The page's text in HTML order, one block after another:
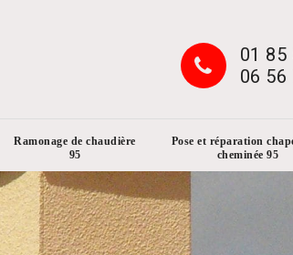
01 85
06 56
Ramonage de chaudière
95
Pose et réparation
cheminée 95